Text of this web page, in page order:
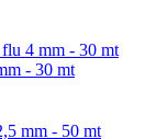
- 30 mt